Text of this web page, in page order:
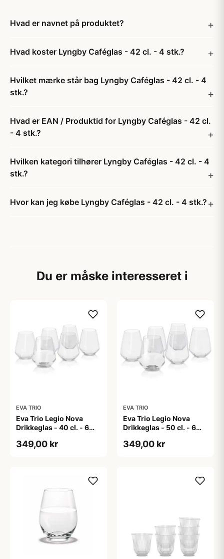
Hvad er navnet på produktet?
Hvad koster Lyngby Caféglas - 42 cl. - 4 stk.?
Hvilket mærke står bag Lyngby Caféglas - 42 cl. - 4
stk.?
Hvad er EAN / Produktid for Lyngby Caféglas - 42 cl.
- 4 stk.?
Hvilken kategori tilhører Lyngby Caféglas - 42 cl. - 4
stk.?
Hvor kan jeg købe Lyngby Caféglas - 42 cl. - 4 stk.?
Du er måske interesseret i
EVA TRIO
Eva Trio Legio Nova
Drikkeglas - 40 cl. - 6
349,00 kr
EVA TRIO
Eva Trio Legio Nova
Drikkeglas - 50 cl. - 6
349,00 kr